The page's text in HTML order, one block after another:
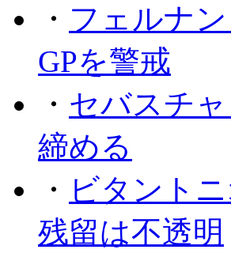
・ フェルナ
GPを警戒
・ セバスチ
締める
・ ビタント
残留は不透明